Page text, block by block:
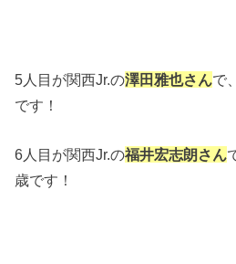
5人目が関西Jr.の澤田雅也さんで
です！
6人目が関西Jr.の福井宏志朗さん
歳です！